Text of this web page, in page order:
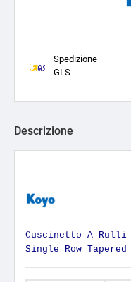
Spedizione
GLS
Descrizione
Cuscinetto A
Single Row